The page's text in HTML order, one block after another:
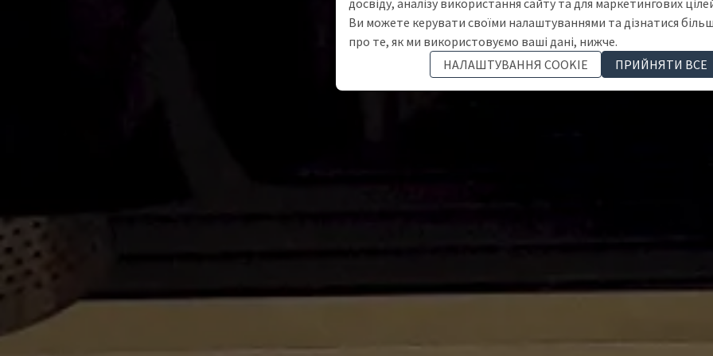
досвіду, аналізу використання сайту та для маркетингових
Ви можете керувати своїми налаштуваннями та дізнатися
про те, як ми використовуємо ваші дані, нижче.
НАЛАШТУВАННЯ COOKIE
ПРИЙНЯТИ ВСЕ